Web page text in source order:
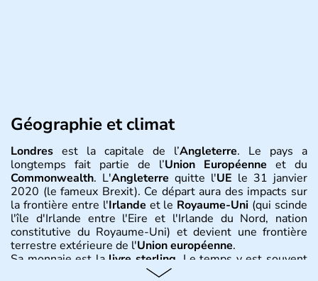
Géographie et climat
Londres est la capitale de l’Angleterre. Le pays a
longtemps fait partie de l’Union Européenne et du
Commonwealth. L'Angleterre quitte l'UE le 31 janvier
2020 (le fameux Brexit). Ce départ aura des impacts sur
la frontière entre l'Irlande et le Royaume-Uni (qui scinde
l'île d'Irlande entre l'Eire et l'Irlande du Nord, nation
constitutive du Royaume-Uni) et devient une frontière
terrestre extérieure de l'Union européenne.
Sa monnaie est lalivre sterling . Le temps y est souvent
instable avec de nombreuses précipitations : il s’agit d’un